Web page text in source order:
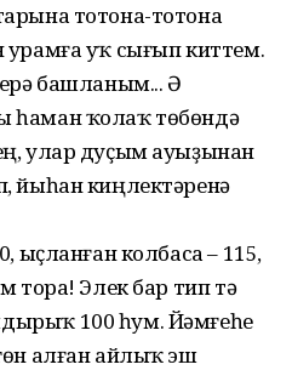
тотона-тотона
урамға уҡ сығып киттем.
башланым... Ә
һаман ҡолаҡ төбөндә
улар дуҫым ауыҙынан
йыһан киңлектәренә
ыҫланған колбаса – 115,
тора! Элек бар тип тә
100 һум. Йәмғеһе
алған айлыҡ эш